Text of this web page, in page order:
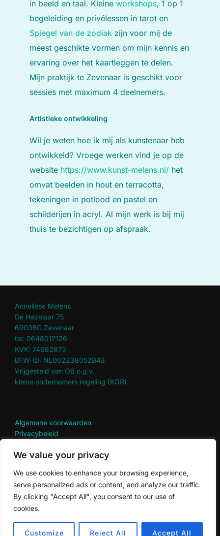
We value your privacy
We use cookies to enhance your browsing experience,
serve personalized ads or content, and analyze our traffic.
By clicking "Accept All", you consent to our use of
cookies.
Customize Reject All Accept All
in beeld en taal. Kleine workshops, 1 op 1
begeleiding en privélessen in tarot en
Spiegel van de zodiak zijn voor mij de
meest geschikte vormen om mijn kennis en
ervaring over het kaartleggen te delen.
Mijn praktijk te Zevenaar is geschikt voor
sessies met maximum 4 deelnemers.
Artistieke ontwikkeling
Wil je weten hoe ik mij als kunstenaar heb
ontwikkeld? Vroege werken vind je op de
website https://www.kunst-melens.nl/ het
omvat beelden in hout en terracotta,
tekeningen in potlood en pastel en
schilderijen in acryl. Al mijn werk is bij mij
thuis te bezichtigen op afspraak.
Anneliese Melens
De Hazelaar 75
6903BC Zevenaar
tel: 0648017126
KVK: 74682873
BTW-ID: NL002238052B43
Vrijgesteld van OB o.g.v.
kleine ondernemers regeling (KOR)
Algemene voorwaarden
Privacybeleid
Terugbetaal en retourbeleid
Privacybeleid